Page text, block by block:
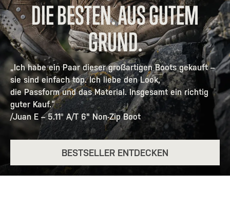
DIE BESTEN. AUS GUTEM
GRUND.
„Ich habe ein Paar dieser großartigen Boots gekauft –
sie sind einfach top. Ich liebe den Look,
die Passform und das Material. Insgesamt ein richtig
guter Kauf.“
/Juan E – 5.11® A/T 6" Non-Zip Boot
BESTSELLER ENTDECKEN